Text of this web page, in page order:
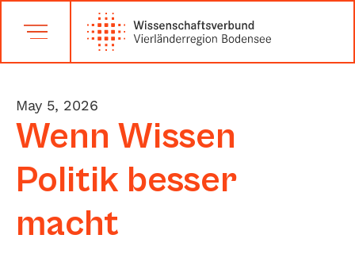
May 5, 2026
Wenn Wissen
Politik besser
macht